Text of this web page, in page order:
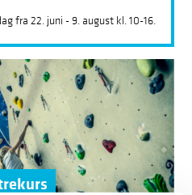
fra 22. juni - 9. august kl. 10-16.